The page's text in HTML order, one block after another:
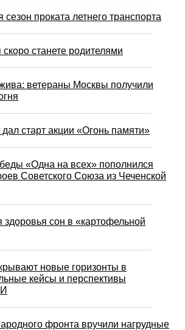
проката летнего транспорта
станете родителями
ветераны Москвы получили
старт акции «Огонь памяти»
«Одна на всех» пополнился
Советского Союза из Чеченской
здоровья сон в «картофельной
новые горизонты в
кейсы и перспективы
фронта вручили нагрудные